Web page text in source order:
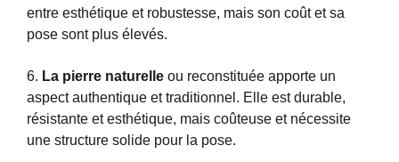
entre esthétique et robustesse, mais son coût et sa
pose sont plus élevés.
6. La pierre naturelle ou reconstituée apporte un
aspect authentique et traditionnel. Elle est durable,
résistante et esthétique, mais coûteuse et nécessite
une structure solide pour la pose.